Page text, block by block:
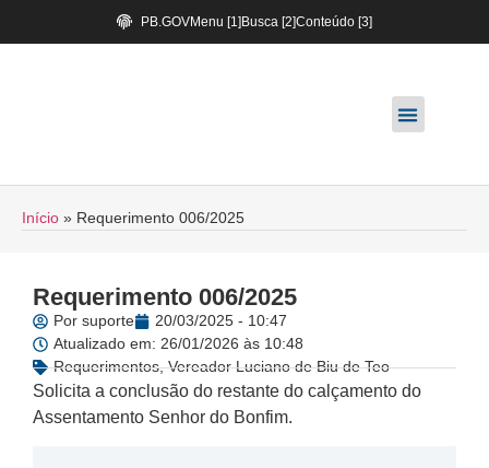
PB.GOVMenu [1] Busca [2]Conteúdo [3]
Início » Requerimento 006/2025
Requerimento 006/2025
Por suporte
20/03/2025 - 10:47
Atualizado em: 26/01/2026 às 10:48
Requerimentos,Vereador Luciano de Biu de Teo
Solicita a conclusão do restante do calçamento do
Assentamento Senhor do Bonfim.